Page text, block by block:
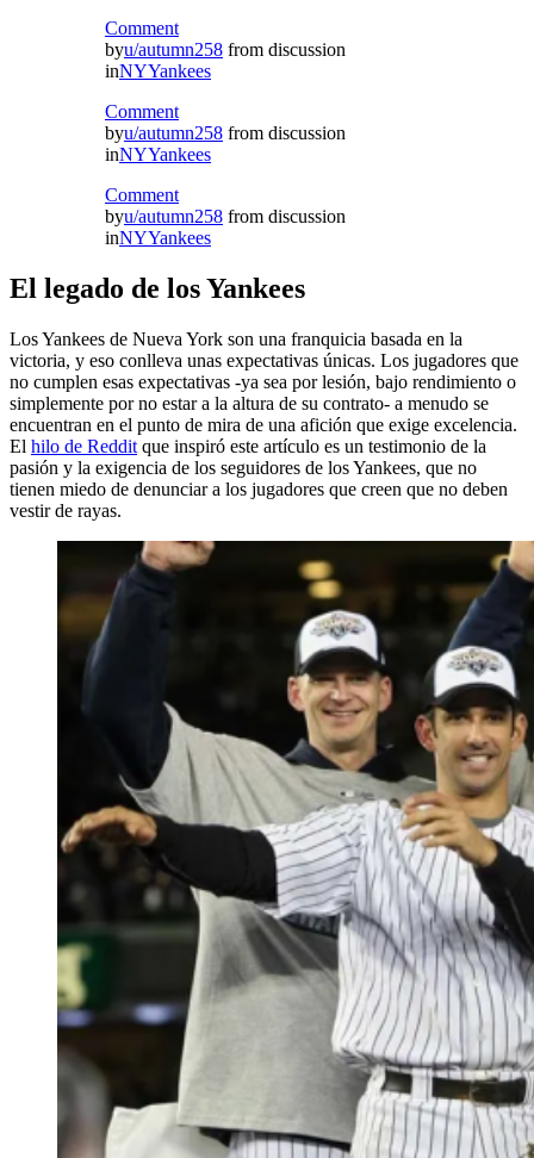
Comment
byu/autumn258 from discussion
inNYYankees
Comment
byu/autumn258 from discussion
inNYYankees
Comment
byu/autumn258 from discussion
inNYYankees
El legado de los Yankees
Los Yankees de Nueva York son una franquicia basada en la
victoria, y eso conlleva unas expectativas únicas. Los jugadores que
no cumplen esas expectativas -ya sea por lesión, bajo rendimiento o
simplemente por no estar a la altura de su contrato- a menudo se
encuentran en el punto de mira de una afición que exige excelencia.
El hilo de Reddit que inspiró este artículo es un testimonio de la
pasión y la exigencia de los seguidores de los Yankees, que no
tienen miedo de denunciar a los jugadores que creen que no deben
vestir de rayas.